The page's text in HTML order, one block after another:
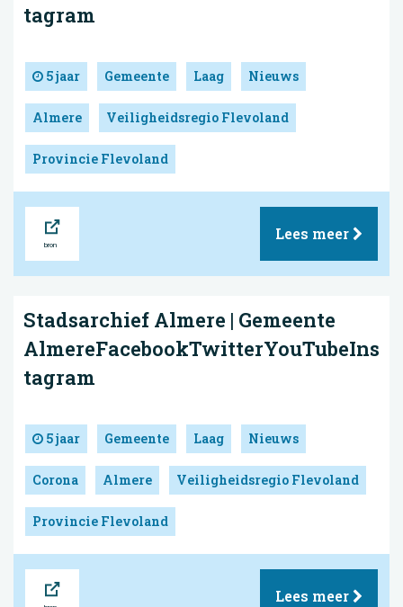
tagram
5 jaar Gemeente Laag Nieuws
Almere Veiligheidsregio Flevoland
Provincie Flevoland
Lees meer
Stadsarchief Almere | Gemeente
AlmereFacebookTwitterYouTubeIns
tagram
5 jaar Gemeente Laag Nieuws
Corona Almere Veiligheidsregio Flevoland
Provincie Flevoland
Lees meer